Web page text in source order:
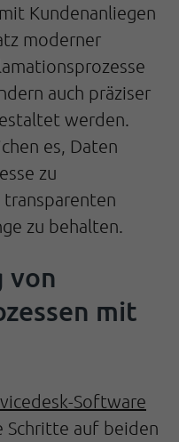
Kundenanliegen
moderner
auch präziser
werden.
es, Daten
zu
zu behalten.
von
mit
Software
Schritte auf beiden